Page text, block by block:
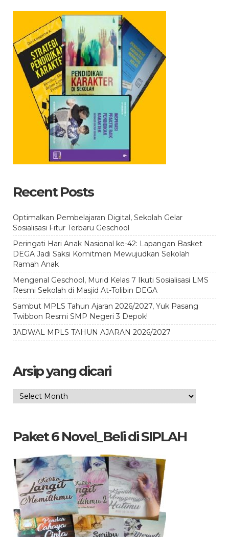
Recent Posts
Optimalkan Pembelajaran Digital, Sekolah Gelar
Sosialisasi Fitur Terbaru Geschool
Peringati Hari Anak Nasional ke-42: Lapangan Basket
DEGA Jadi Saksi Komitmen Mewujudkan Sekolah
Ramah Anak
Mengenal Geschool, Murid Kelas 7 Ikuti Sosialisasi LMS
Resmi Sekolah di Masjid At-Tolibin DEGA
Sambut MPLS Tahun Ajaran 2026/2027, Yuk Pasang
Twibbon Resmi SMP Negeri 3 Depok!
JADWAL MPLS TAHUN AJARAN 2026/2027
Arsip yang dicari
Arsip
Paket 6 Novel_Beli di SIPLAH